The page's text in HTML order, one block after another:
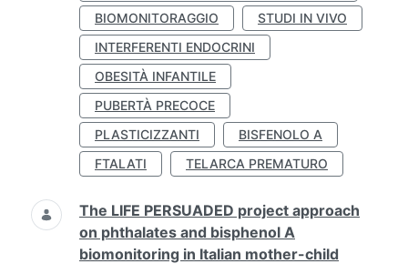
BIOMONITORAGGIO
STUDI IN VIVO
INTERFERENTI ENDOCRINI
OBESITÀ INFANTILE
PUBERTÀ PRECOCE
PLASTICIZZANTI
BISFENOLO A
FTALATI
TELARCA PREMATURO
The LIFE PERSUADED project approach
on phthalates and bisphenol A
biomonitoring in Italian mother-child